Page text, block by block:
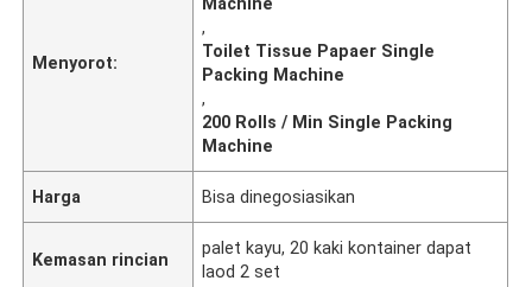
Menyorot:
,
Toilet Tissue Papaer Single
Packing Machine
,
200 Rolls / Min Single Packing
Machine
Harga Bisa dinegosiasikan
Kemasan rincian
palet kayu, 20 kaki kontainer dapat
laod 2 set